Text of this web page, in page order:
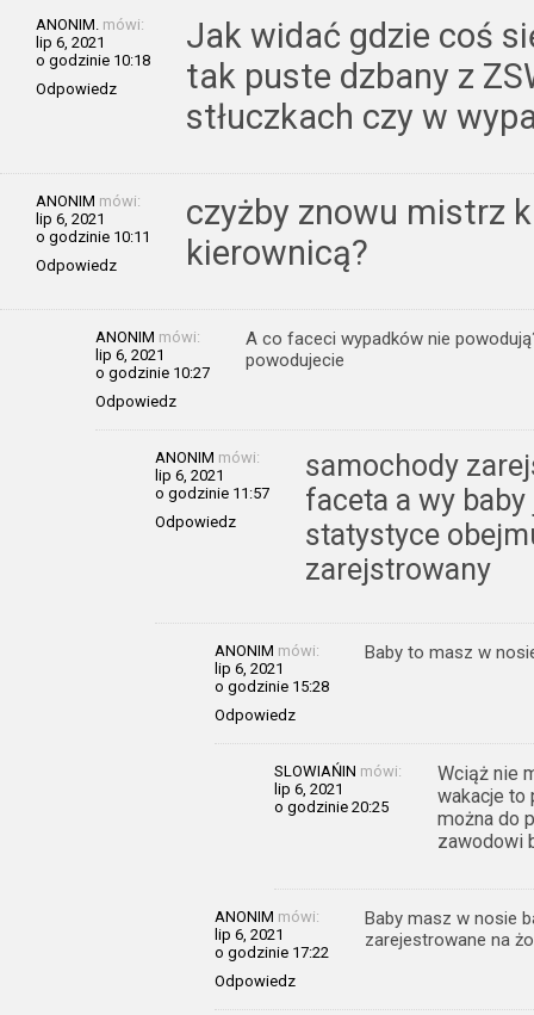
ANONIM. mówi:
lip 6, 2021
o godzinie 10:18
Odpowiedz
Jak widać gdzie coś
tak puste dzbany z
stłuczkach czy w
ANONIM mówi:
lip 6, 2021
o godzinie 10:11
Odpowiedz
czyżby znowu mistrz
kierownicą?
ANONIM mówi:
lip 6, 2021
o godzinie 10:27
Odpowiedz
A co faceci wypadków nie
powodujecie
ANONIM mówi:
lip 6, 2021
o godzinie 11:57
Odpowiedz
samochody
faceta a wy
statystyce
zarejstrowany
ANONIM mówi:
lip 6, 2021
o godzinie 15:28
Odpowiedz
Baby to masz w
SLOWIAŃIN mówi:
lip 6, 2021
o godzinie 20:25
Wciąż nie
wakacje to
można do
zawodowi
ANONIM mówi:
lip 6, 2021
o godzinie 17:22
Odpowiedz
Baby masz w nosie
zarejestrowane na